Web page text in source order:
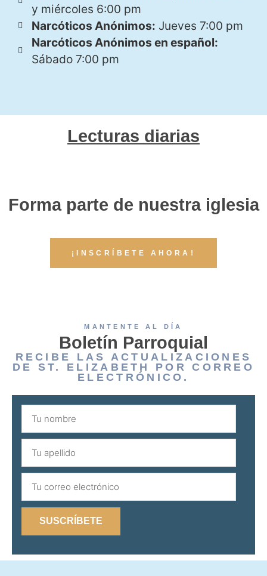
y miércoles 6:00 pm
Narcóticos Anónimos: Jueves 7:00 pm
Narcóticos Anónimos en español:
Sábado 7:00 pm
Lecturas diarias
Forma parte de nuestra iglesia
¡INSCRÍBETE AHORA!
MANTENTE AL DÍA
Boletín Parroquial
RECIBE LAS ACTUALIZACIONES
DE ST. ELIZABETH POR CORREO
ELECTRÓNICO.
SUSCRÍBETE